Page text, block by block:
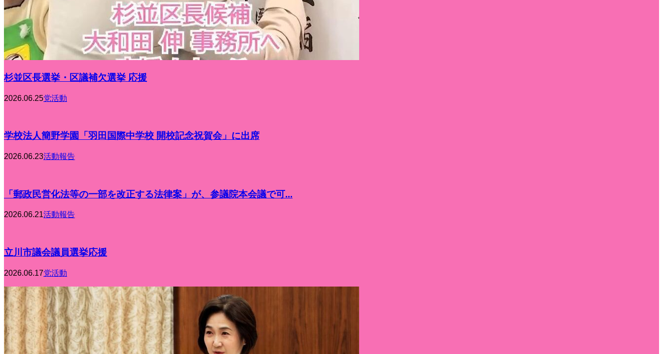
杉並区長選挙・区議補欠選挙 応援
2026.06.25党活動
学校法人簡野学園「羽田国際中学校 開校記念祝賀会」に出席
2026.06.23活動報告
「郵政民営化法等の一部を改正する法律案」が、参議院本会議で可...
2026.06.21活動報告
立川市議会議員選挙応援
2026.06.17党活動